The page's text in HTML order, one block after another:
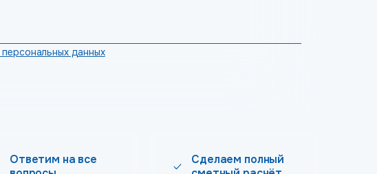
данных
Ответим на все
Сделаем полный